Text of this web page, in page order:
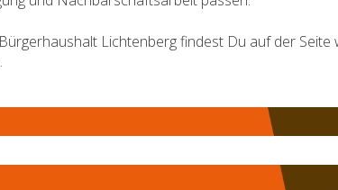
Lichtenberg findest Du auf der